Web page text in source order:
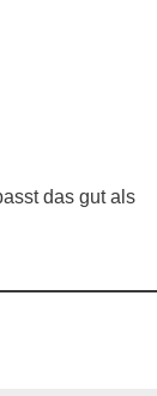
das gut als